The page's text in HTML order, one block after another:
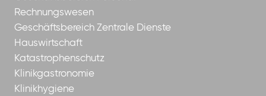
Rechnungswesen
Geschäftsbereich Zentrale Dienste
Hauswirtschaft
Katastrophenschutz
Klinikgastronomie
Klinikhygiene